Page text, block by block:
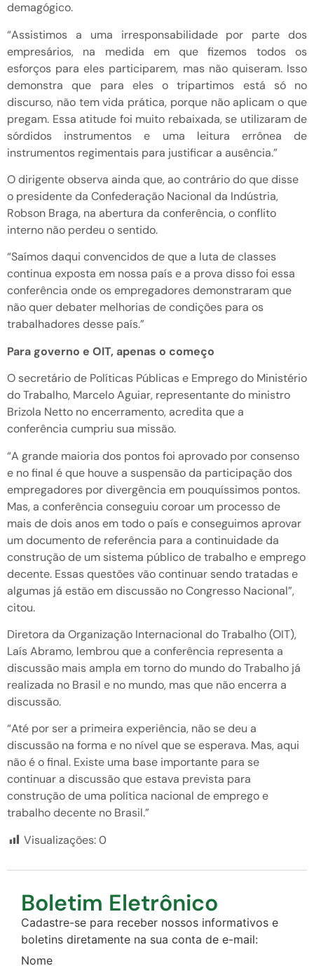
demagógico.
“Assistimos a uma irresponsabilidade por parte dos
empresários, na medida em que fizemos todos os
esforços para eles participarem, mas não quiseram. Isso
demonstra que para eles o tripartimos está só no
discurso, não tem vida prática, porque não aplicam o que
pregam. Essa atitude foi muito rebaixada, se utilizaram de
sórdidos instrumentos e uma leitura errônea de
instrumentos regimentais para justificar a ausência.”
O dirigente observa ainda que, ao contrário do que disse
o presidente da Confederação Nacional da Indústria,
Robson Braga, na abertura da conferência, o conflito
interno não perdeu o sentido.
“Saímos daqui convencidos de que a luta de classes
continua exposta em nossa país e a prova disso foi essa
conferência onde os empregadores demonstraram que
não quer debater melhorias de condições para os
trabalhadores desse país.”
Para governo e OIT, apenas o começo
O secretário de Políticas Públicas e Emprego do Ministério
do Trabalho, Marcelo Aguiar, representante do ministro
Brizola Netto no encerramento, acredita que a
conferência cumpriu sua missão.
“A grande maioria dos pontos foi aprovado por consenso
e no final é que houve a suspensão da participação dos
empregadores por divergência em pouquíssimos pontos.
Mas, a conferência conseguiu coroar um processo de
mais de dois anos em todo o país e conseguimos aprovar
um documento de referência para a continuidade da
construção de um sistema público de trabalho e emprego
decente. Essas questões vão continuar sendo tratadas e
algumas já estão em discussão no Congresso Nacional”,
citou.
Diretora da Organização Internacional do Trabalho (OIT),
Laís Abramo, lembrou que a conferência representa a
discussão mais ampla em torno do mundo do Trabalho já
realizada no Brasil e no mundo, mas que não encerra a
discussão.
“Até por ser a primeira experiência, não se deu a
discussão na forma e no nível que se esperava. Mas, aqui
não é o final. Existe uma base importante para se
continuar a discussão que estava prevista para
construção de uma política nacional de emprego e
trabalho decente no Brasil.”
Visualizações:0
Boletim Eletrônico
Cadastre-se para receber nossos informativos e
boletins diretamente na sua conta de e-mail:
Nome